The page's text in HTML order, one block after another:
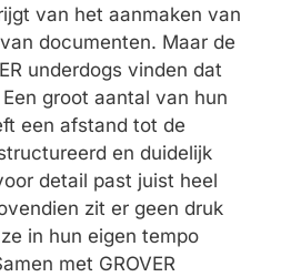
van het aanmaken van
documenten. Maar de
underdogs vinden dat
groot aantal van hun
een afstand tot de
en duidelijk
detail past juist heel
zit er geen druk
in hun eigen tempo
met GROVER